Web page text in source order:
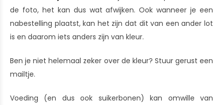
de foto, het kan dus wat afwijken. Ook wanneer je een
nabestelling plaatst, kan het zijn dat dit van een ander lot
is en daarom iets anders zijn van kleur.
Ben je niet helemaal zeker over de kleur? Stuur gerust een
mailtje.
Voeding (en dus ook suikerbonen) kan omwille van